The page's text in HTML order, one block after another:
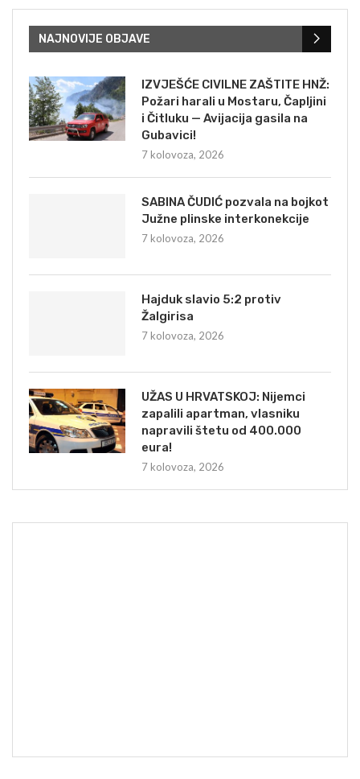
NAJNOVIJE OBJAVE
IZVJEŠĆE CIVILNE ZAŠTITE HNŽ:
Požari harali u Mostaru, Čapljini
i Čitluku — Avijacija gasila na
Gubavici!
7 kolovoza, 2026
SABINA ČUDIĆ pozvala na bojkot
Južne plinske interkonekcije
7 kolovoza, 2026
Hajduk slavio 5:2 protiv
Žalgirisa
7 kolovoza, 2026
UŽAS U HRVATSKOJ: Nijemci
zapalili apartman, vlasniku
napravili štetu od 400.000
eura!
7 kolovoza, 2026